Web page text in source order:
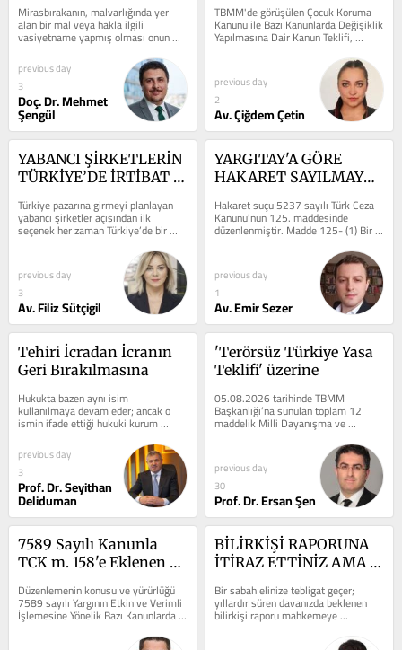
VASİYETNAMEDEKİ
TASARRUFUNU
SAĞLARARASI BİR
TASARRUFLA GERİ
ALMASI VE SONUÇLARI
Mirasbırakanın, malvarlığında yer
alan bir mal veya hakla ilgili
vasiyetname yapmış olması onun
söz konu malvarlığı değerleri ile
ilgili...
previous day
3
Doç. Dr. Mehmet
Şengül
SİSTEMİ VE SOSYAL
HUKUK DEVLETİ
TBMM'de görüşülen Çocuk Koruma
Kanunu ile Bazı Kanunlarda Değişiklik
Yapılmasına Dair Kanun Teklifi,
çocukların suç işlemesi ve...
previous day
2
Av. Çiğdem Çetin
YABANCI ŞİRKETLERİN
TÜRKİYE’DE İRTİBAT
HUKUKİ ÇERÇEVE,
FAALİYET SINIRLARI
DANIŞMANLIĞIN
ÖNEMİ
Türkiye pazarına girmeyi planlayan
yabancı şirketler açısından ilk
seçenek her zaman Türkiye’de bir
sermaye şirketi kurmak veya şube...
previous day
3
Av. Filiz Sütçigil
YARGITAY'A GÖRE
HAKARET SAYILMAYAN
Hakaret suçu 5237 sayılı Türk Ceza
Kanunu'nun 125. maddesinde
düzenlenmiştir. Madde 125- (1) Bir
kimseye onur, şeref ve saygınlığını...
previous day
1
Av. Emir Sezer
Tehiri İcradan İcranın
Geri Bırakılmasına
Hukukta bazen aynı isim
kullanılmaya devam eder; ancak o
ismin ifade ettiği hukuki kurum
zaman içinde tamamen farklı bir
niteliğe bürünür....
previous day
3
Prof. Dr. Seyithan
Deliduman
'Terörsüz Türkiye Yasa
Teklifi' üzerine
05.08.2026 tarihinde TBMM
Başkanlığı’na sunulan toplam 12
maddelik Milli Dayanışma ve
Toplumsal Bütünleşmenin
previous day
30
Prof. Dr. Ersan Şen
7589 Sayılı Kanunla
TCK m. 158'e Eklenen
Bir Değerlendirmesi
Düzenlemenin konusu ve yürürlüğü
7589 sayılı Yargının Etkin ve Verimli
İşlemesine Yönelik Bazı Kanunlarda
Değişiklik Yapılmasına...
BİLİRKİŞİ RAPORUNA
İTİRAZ ETTİNİZ AMA
GELDİ?
Bir sabah elinize tebligat geçer;
yıllardır süren davanızda beklenen
bilirkişi raporu mahkemeye
sunulmuştur. Raporu açarsınız,